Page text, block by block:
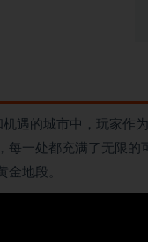
遇的城市中，玩家作
每一处都充满了无限
金地段。